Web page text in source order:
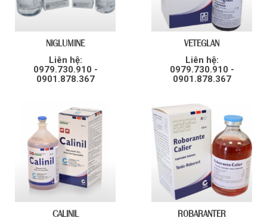
NIGLUMINE
Liên hệ:
0979.730.910 -
0901.878.367
VETEGLAN
Liên hệ:
0979.730.910 -
0901.878.367
CALINIL ROBARANTER